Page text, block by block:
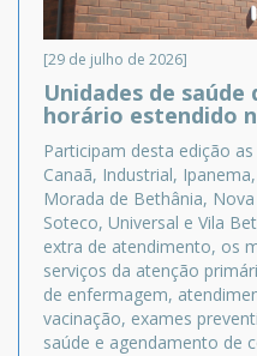
[29 de julho de 2026]
Unidades de
horário estendido
Participam desta edição
Canaã, Industrial,
Morada de Bethânia,
Soteco, Universal e Vila
extra de atendimento, os
serviços da atenção
de enfermagem,
vacinação, exames
saúde e agendamento de